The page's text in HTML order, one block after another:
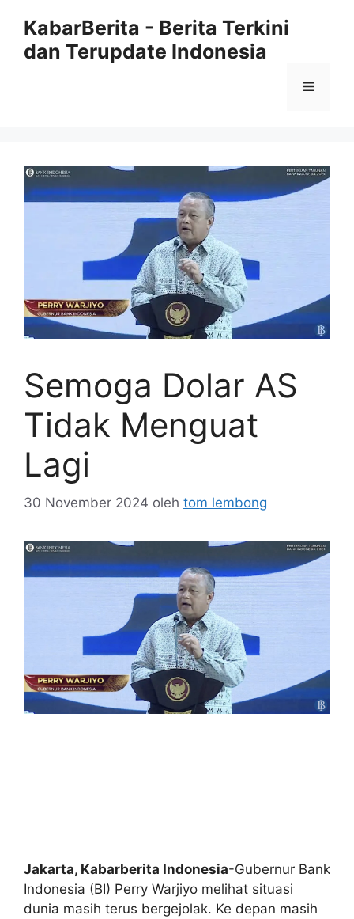
KabarBerita - Berita Terkini
dan Terupdate Indonesia
Menu
Semoga Dolar AS
Tidak Menguat
Lagi
30 November 2024 oleh tom lembong
Jakarta, Kabarberita Indonesia-Gubernur Bank
Indonesia (BI) Perry Warjiyo melihat situasi
dunia masih terus bergejolak. Ke depan masih